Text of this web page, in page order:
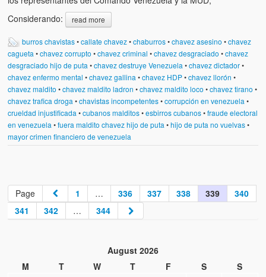
Considerando:
read more
burros chavistas•callate chavez•chaburros•chavez asesino •chavez
cagueta •chavez corrupto •chavez criminal •chavez desgraciado •chavez
desgraciado hijo de puta •chavez destruye Venezuela •chavez dictador•
chavez enfermo mental •chavez gallina •chavez HDP•chavez llorón •
chavez maldito •chavez maldito ladron •chavez maldito loco •chavez tirano •
chavez trafica droga •chavistas incompetentes•corrupción en venezuela •
crueldad injustificada •cubanos malditos•esbirros cubanos•fraude electoral
en venezuela •fuera maldito chavez hijo de puta •hijo de puta no vuelvas•
mayor crimen financiero de venezuela
Page 1 … 336 337 338 339
340
341
342 … 344
August 2026
M
T W T F S
S